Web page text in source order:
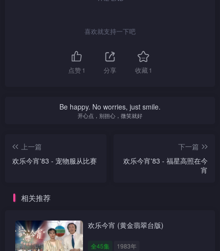
喜欢就支持一下吧
点赞1 分享 收藏1
Be happy. No worries, just smile.
开心点，别担心，微笑就好
上一篇
欢乐今宵'83 - 宠物服从比赛
下一篇
欢乐今宵'83 - 福星高照在今
宵
相关推荐
欢乐今宵 (黄金翡翠台版)
全45集 1983年